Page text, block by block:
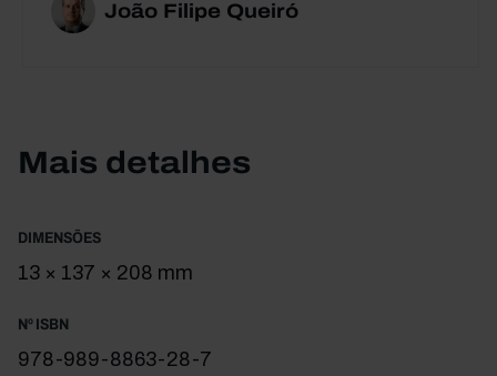
combatê-lo é a principal razão para a existência
João Filipe Queiró
Mais detalhes
DIMENSÕES
13 × 137 × 208 mm
Nº ISBN
978-989-8863-28-7